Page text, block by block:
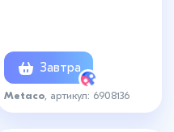
Завтра
Metaco , артикул: 6908136